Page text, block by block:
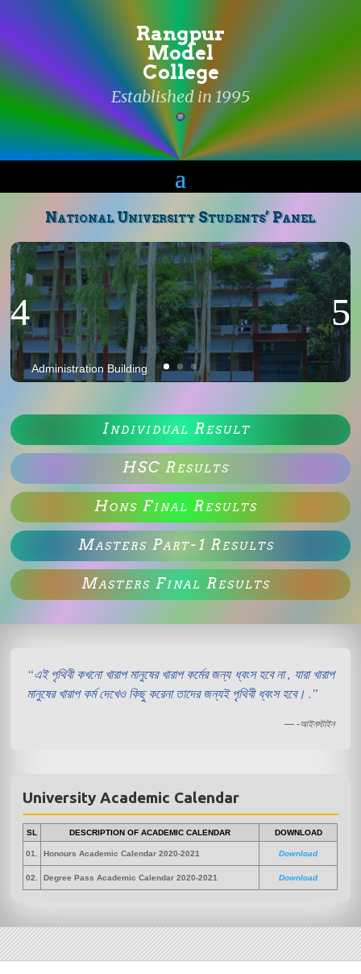
Rangpur
Model
College
Established in 1995
National University Students’ Panel
Administration Building
Individual Result
HSC Results
Hons Final Results
Masters Part-1 Results
Masters Final Results
“এই পৃথিবী কখনো খারাপ মানুষের খারাপ কর্মের জন্য ধ্বংস হবে না , যারা খারাপ
মানুষের খারাপ কর্ম দেখেও কিছু করেনা তাদের জন্যই পৃথিবী ধ্বংস হবে। .”
— -আইনস্টাইন
University Academic Calendar
SL DESCRIPTION OF ACADEMIC CALENDAR DOWNLOAD
01. Honours Academic Calendar 2020-2021 Download
02. Degree Pass Academic Calendar 2020-2021 Download